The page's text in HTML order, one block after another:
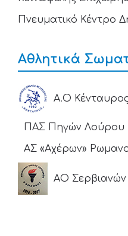
Πνευματικό Κέντρο
Αθλητικά
Α.Ο
ΠΑΣ Πηγών Λούρου
ΑΣ «Αχέρων»
ΑΟ